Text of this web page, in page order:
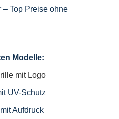
– Top Preise ohne
Modelle:
mit Logo
UV-Schutz
Aufdruck